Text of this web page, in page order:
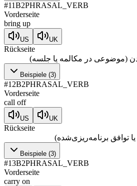
#11B2PHRASAL_VERB
Vorderseite
bring up
US UK
Rückseite
(موضوعی در مکالمه یا جلسه)
Beispiele (3)
#12B2PHRASAL_VERB
Vorderseite
call off
US UK
Rückseite
توافق برنامه‌ریزی‌شده)
Beispiele (3)
#13B2PHRASAL_VERB
Vorderseite
carry on